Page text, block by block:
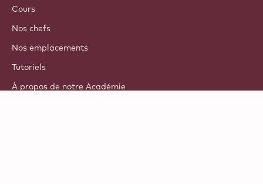
Cours
Nos chefs
Nos emplacements
Tutoriels
À propos de notre Académie